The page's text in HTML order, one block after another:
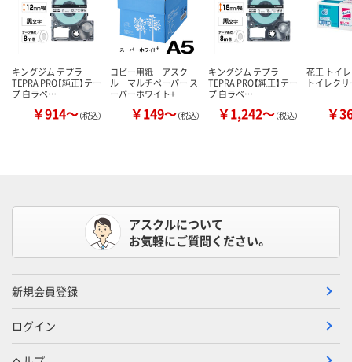
キングジム テプラ
TEPRA PRO【純正】テー
プ 白ラベ…
￥914～（税込）
コピー用紙 アスク
ル マルチペーパー ス
ーパーホワイト+
￥149～（税込）
キングジム テプラ
TEPRA PRO【純正】テー
プ 白ラベ…
￥1,242～（税込）
花王 トイ
トイレク
￥
アスクルについて
お気軽にご質問ください。
新規会員登録
ログイン